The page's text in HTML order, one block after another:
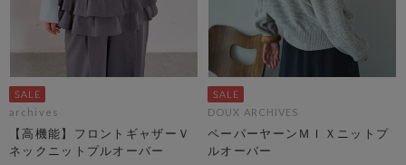
archives
【高機能】フロントギャザーＶ
ネックニットプルオーバー
DOUX ARCHIVES
ペーパーヤーンＭＩＸニットプ
ルオーバー